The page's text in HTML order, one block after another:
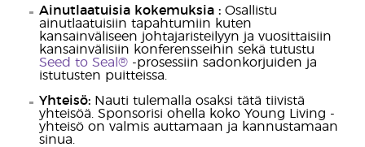
Ainutlaatuisia kokemuksia : Osallistu
ainutlaatuisiin tapahtumiin kuten
kansainväliseen johtajaristeilyyn ja vuosittaisiin
kansainvälisiin konferensseihin sekä tutustu
Seed to Seal® -prosessiin sadonkorjuiden ja
istutusten puitteissa.
Yhteisö: Nauti tulemalla osaksi tätä tiivistä
yhteisöä. Sponsorisi ohella koko Young Living -
yhteisö on valmis auttamaan ja kannustamaan
sinua.